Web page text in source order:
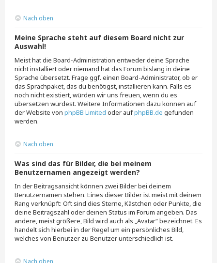
Nach oben
Meine Sprache steht auf diesem Board nicht zur
Auswahl!
Meist hat die Board-Administration entweder deine Sprache
nicht installiert oder niemand hat das Forum bislang in deine
Sprache übersetzt. Frage ggf. einen Board-Administrator, ob er
das Sprachpaket, das du benötigst, installieren kann. Falls es
noch nicht existiert, würden wir uns freuen, wenn du es
übersetzen würdest. Weitere Informationen dazu können auf
der Website von phpBB Limited oder aufphpBB.de gefunden
werden.
Nach oben
Was sind das für Bilder, die bei meinem
Benutzernamen angezeigt werden?
In der Beitragsansicht können zwei Bilder bei deinem
Benutzernamen stehen. Eines dieser Bilder ist meist mit deinem
Rang verknüpft: Oft sind dies Sterne, Kästchen oder Punkte, die
deine Beitragszahl oder deinen Status im Forum angeben. Das
andere, meist größere, Bild wird auch als „Avatar“ bezeichnet. Es
handelt sich hierbei in der Regel um ein persönliches Bild,
welches von Benutzer zu Benutzer unterschiedlich ist.
Nach oben